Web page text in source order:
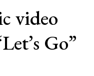
video
Go”